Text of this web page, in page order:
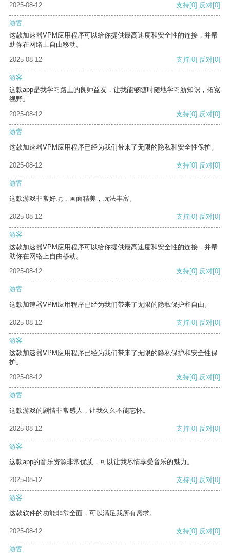
2025-08-12 支持[0] 反对[0]
游客
这款加速器VPM应用程序可以给你提供最高速度和安全性的连接，并帮
助你在网络上自由移动。
2025-08-12
支持[0] 反对[0]
游客
这款app是我学习路上的良师益友，让我能够随时随地学习新知识，拓宽
视野。
2025-08-12
支持[0] 反对[0]
游客
这款加速器VPM应用程序已经为我们带来了无限的隐私和安全性保护。
2025-08-12 支持[0] 反对[0]
游客
这款游戏非常好玩，画面精美，玩法丰富。
2025-08-12 支持[0] 反对[0]
游客
这款加速器VPM应用程序可以给你提供最高速度和安全性的连接，并帮
助你在网络上自由移动。
2025-08-12
支持[0] 反对[0]
游客
这款加速器VPM应用程序已经为我们带来了无限的隐私保护和自由。
2025-08-12 支持[0] 反对[0]
游客
这款加速器VPM应用程序已经为我们带来了无限的隐私保护和安全性保
护。
2025-08-12
支持[0] 反对[0]
游客
这款游戏的剧情非常感人，让我久久不能忘怀。
2025-08-12 支持[0] 反对[0]
游客
这款app的音乐资源非常优质，可以让我尽情享受音乐的魅力。
2025-08-12 支持[0] 反对[0]
游客
这款软件的功能非常全面，可以满足我所有需求。
2025-08-12 支持[0] 反对[0]
游客